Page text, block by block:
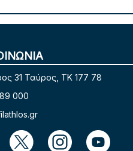
31 Ταύρος, TK 177 78
000